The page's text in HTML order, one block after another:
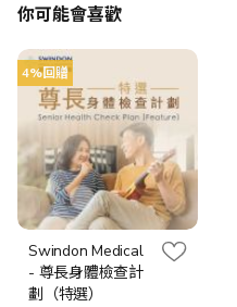
你可能會喜歡
4%回贈
Swindon Medical
- 尊長身體檢查計
劃（特選）